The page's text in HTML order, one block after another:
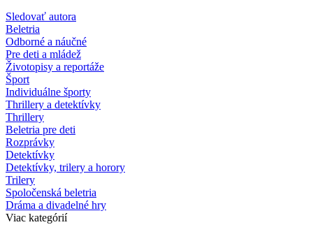
Sledovať autora
Beletria
Odborné a náučné
Pre deti a mládež
Životopisy a reportáže
Šport
Individuálne športy
Thrillery a detektívky
Thrillery
Beletria pre deti
Rozprávky
Detektívky
Detektívky, trilery a horory
Trilery
Spoločenská beletria
Dráma a divadelné hry
Viac kategórií